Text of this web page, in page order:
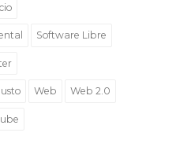
Software Libre
Web Web 2.0